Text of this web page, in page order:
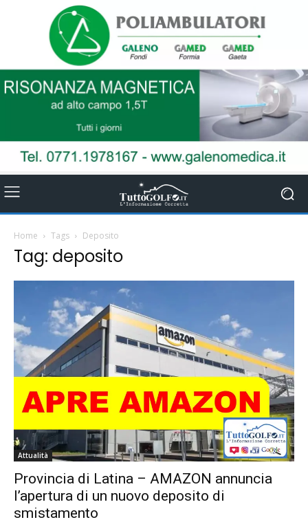
Home Tags Deposito
Tag: deposito
Attualità
Provincia di Latina – AMAZON annuncia
l’apertura di un nuovo deposito di
smistamento